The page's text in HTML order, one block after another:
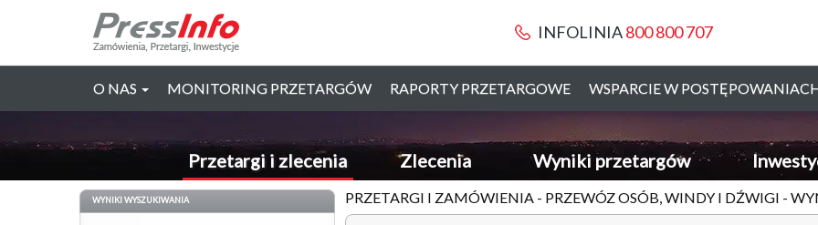
INFOLINIA800 800 707
O NAS MONITORING PRZETARGÓW RAPORTY PRZETARGOWE WSPARCIE W
Przetargi i zlecenia Zlecenia Wyniki przetargów
PRZETARGI I ZAMÓWIENIA - PRZEWÓZ OSÓB, WINDY I DŹWIGI -
WYNIKI WYSZUKIWANIA